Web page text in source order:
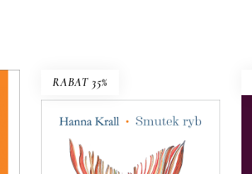
RABAT 35%SMUTEK RYB
postanowiło pomóc uznanej
reporterce – bezrobotnej w
stanie wojennym. Tam Hanna